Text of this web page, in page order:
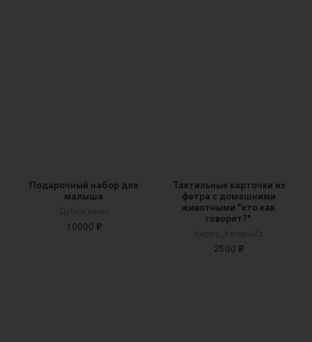
Подарочный набор для
малыша
Дубоклёпы
10000 ₽
Тактильные карточки из
фетра с домашними
животными "кто как
говорит?"
happy_karapuZz
2500 ₽